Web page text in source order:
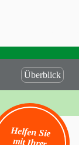
Helfen Sie
mit Ihrer
Überblick